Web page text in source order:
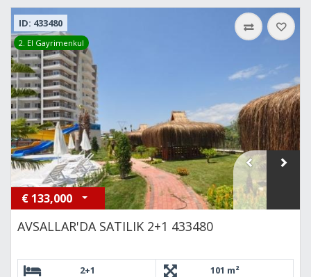
ID: 433480
2. El Gayrimenkul
€ 133,000
AVSALLAR'DA SATILIK 2+1 433480
2+1
101 m²